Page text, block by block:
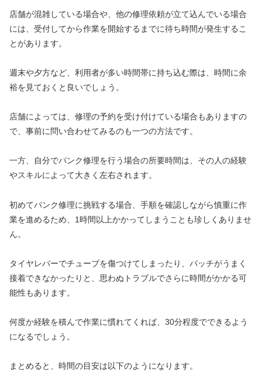
店舗が混雑している場合や、他の修理依頼が立て込んでいる場合
には、受付してから作業を開始するまでに待ち時間が発生するこ
とがあります。
週末や夕方など、利用者が多い時間帯に持ち込む際は、時間に余
裕を見ておくと良いでしょう。
店舗によっては、修理の予約を受け付けている場合もありますの
で、事前に問い合わせてみるのも一つの方法です。
一方、自分でパンク修理を行う場合の所要時間は、その人の経験
やスキルによって大きく左右されます。
初めてパンク修理に挑戦する場合、手順を確認しながら慎重に作
業を進めるため、1時間以上かかってしまうことも珍しくありませ
ん。
タイヤレバーでチューブを傷つけてしまったり、パッチがうまく
接着できなかったりと、思わぬトラブルでさらに時間がかかる可
能性もあります。
何度か経験を積んで作業に慣れてくれば、30分程度でできるよう
になるでしょう。
まとめると、時間の目安は以下のようになります。